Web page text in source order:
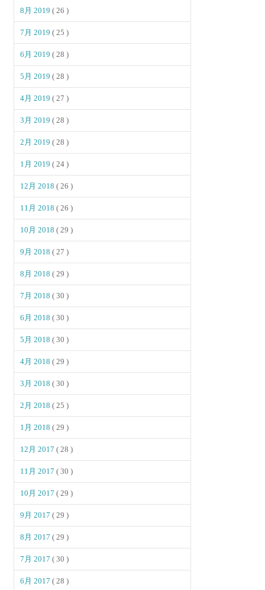
8月 2019( 26 )
7月 2019( 25 )
6月 2019( 28 )
5月 2019( 28 )
4月 2019( 27 )
3月 2019( 28 )
2月 2019( 28 )
1月 2019( 24 )
12月 2018( 26 )
11月 2018( 26 )
10月 2018( 29 )
9月 2018( 27 )
8月 2018( 29 )
7月 2018( 30 )
6月 2018( 30 )
5月 2018( 30 )
4月 2018( 29 )
3月 2018( 30 )
2月 2018( 25 )
1月 2018( 29 )
12月 2017( 28 )
11月 2017( 30 )
10月 2017( 29 )
9月 2017( 29 )
8月 2017( 29 )
7月 2017( 30 )
6月 2017( 28 )